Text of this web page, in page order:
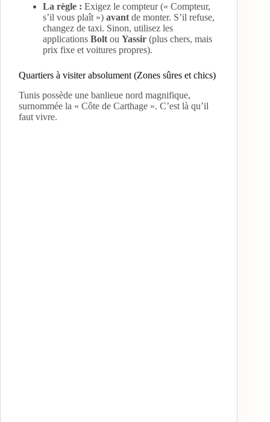
La règle : Exigez le compteur (« Compteur,
s’il vous plaît ») avant de monter. S’il refuse,
changez de taxi. Sinon, utilisez les
applications Bolt ou Yassir (plus chers, mais
prix fixe et voitures propres).
Quartiers à visiter absolument (Zones sûres et chics)
Tunis possède une banlieue nord magnifique,
surnommée la « Côte de Carthage ». C’est là qu’il
faut vivre.